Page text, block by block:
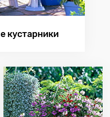
кустарники